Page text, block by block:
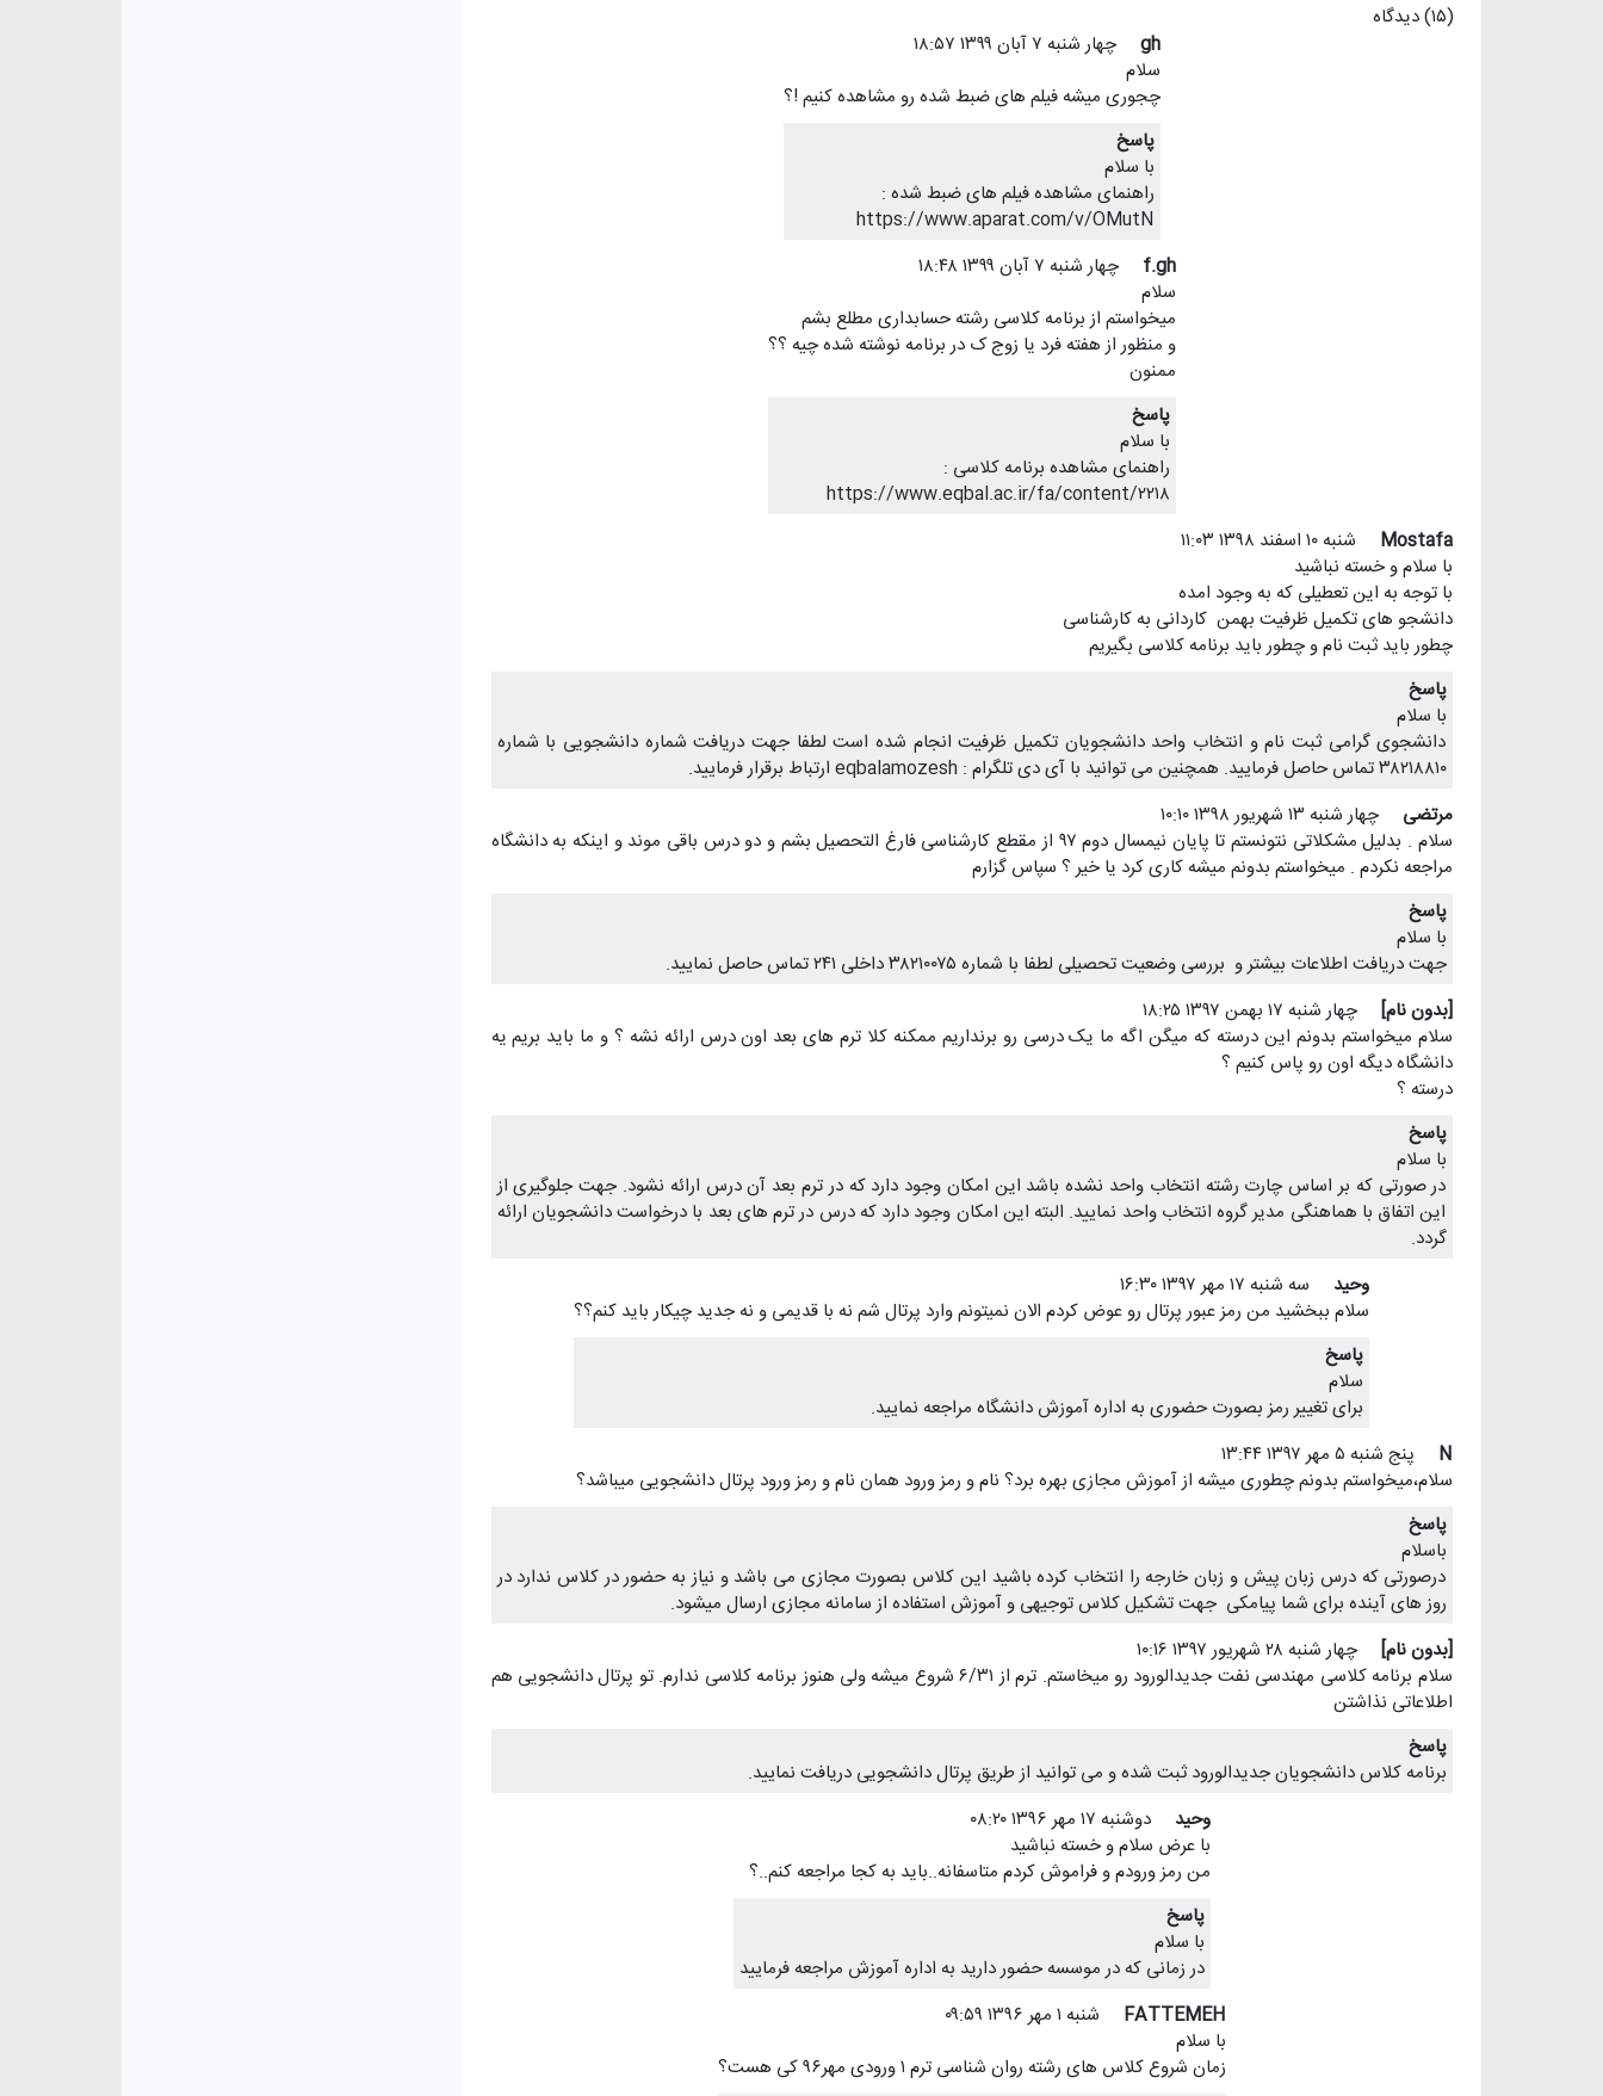
(۱۵) دیدگاه
gh
چهار شنبه ۷ آبان ۱۳۹۹ ۱۸:۵۷
سلام
چجوری میشه فیلم های ضبط شده رو مشاهده کنیم !؟
پاسخ
با سلام
راهنمای مشاهده فیلم های ضبط شده :
https://www.aparat.com/v/OMutN
f.gh
چهار شنبه ۷ آبان ۱۳۹۹ ۱۸:۴۸
سلام
میخواستم از برنامه کلاسی رشته حسابداری مطلع بشم
و منظور از هفته فرد یا زوج ک در برنامه نوشته شده چیه ؟؟
ممنون
پاسخ
با سلام
راهنمای مشاهده برنامه کلاسی :
https://www.eqbal.ac.ir/fa/content/۲۲۱۸
Mostafa
شنبه ۱۰ اسفند ۱۳۹۸ ۱۱:۰۳
با سلام‌ و خسته نباشید
با توجه به این تعطیلی که به وجود امده
دانشجو های تکمیل ظرفیت بهمن کاردانی به کارشناسی
چطور باید ثبت نام و چطور باید برنامه کلاسی بگیریم
پاسخ
با سلام
دانشجوی گرامی ثبت نام و انتخاب واحد دانشجویان تکمیل ظرفیت انجام شده است لطفا جهت دریافت شماره دانشجویی با شماره
۳۸۲۱۸۸۱۰ تماس حاصل فرمایید. همچنین می توانید با آی دی تلگرام : eqbalamozesh ارتباط برقرار فرمایید.
مرتضی
چهار شنبه ۱۳ شهريور ۱۳۹۸ ۱۰:۱۰
سلام . بدلیل مشکلاتی نتونستم تا پایان نیمسال دوم ۹۷ از مقطع کارشناسی فارغ التحصیل بشم و دو درس باقی موند و اینکه به دانشگاه
مراجعه نکردم . میخواستم بدونم میشه کاری کرد یا خیر ؟ سپاس گزارم
پاسخ
با سلام
جهت دریافت اطلاعات بیشتر و بررسی وضعیت تحصیلی لطفا با شماره ۳۸۲۱۰۰۷۵ داخلی ۲۴۱ تماس حاصل نمایید.
[بدون نام]
چهار شنبه ۱۷ بهمن ۱۳۹۷ ۱۸:۲۵
سلام میخواستم بدونم این درسته که میگن اگه ما یک درسی رو برنداریم ممکنه کلا ترم های بعد اون درس ارائه نشه ؟ و ما باید بریم یه
دانشگاه دیگه اون رو پاس کنیم ؟
درسته ؟
پاسخ
با سلام
در صورتی که بر اساس چارت رشته انتخاب واحد نشده باشد این امکان وجود دارد که در ترم بعد آن درس ارائه نشود. جهت جلوگیری از
این اتفاق با هماهنگی مدیر گروه انتخاب واحد نمایید. البته این امکان وجود دارد که درس در ترم های بعد با درخواست دانشجویان ارائه
گردد.
وحید
سه شنبه ۱۷ مهر ۱۳۹۷ ۱۶:۳۰
سلام ببخشید من رمز عبور پرتال رو عوض کردم الان نمیتونم وارد پرتال شم نه با قدیمی و نه جدید چیکار باید کنم؟؟
پاسخ
سلام
برای تغییر رمز بصورت حضوری به اداره آموزش دانشگاه مراجعه نمایید.
N
پنج شنبه ۵ مهر ۱۳۹۷ ۱۳:۴۴
سلام،میخواستم بدونم چطوری میشه از آموزش مجازی بهره برد؟ نام و رمز ورود همان نام و رمز ورود پرتال دانشجویی میباشد؟
پاسخ
باسلام
درصورتی که درس زبان پیش و زبان خارجه را انتخاب کرده باشید این کلاس بصورت مجازی می باشد و نیاز به حضور در کلاس ندارد در
روز های آینده برای شما پیامکی جهت تشکیل کلاس توجیهی و آموزش استفاده از سامانه مجازی ارسال میشود.
[بدون نام]
چهار شنبه ۲۸ شهريور ۱۳۹۷ ۱۰:۱۶
سلام برنامه کلاسی مهندسی نفت جدیدالورود رو میخاستم. ترم از ۶/۳۱ شروع میشه ولی هنوز برنامه کلاسی ندارم. تو پرتال دانشجویی هم
اطلاعاتی نذاشتن
پاسخ
برنامه کلاس دانشجویان جدیدالورود ثبت شده و می توانید از طریق پرتال دانشجویی دریافت نمایید.
وحید
دوشنبه ۱۷ مهر ۱۳۹۶ ۰۸:۲۰
با عرض سلام و خسته نباشید
من رمز ورودم و فراموش کردم متاسفانه..باید به کجا مراجعه کنم..؟
پاسخ
با سلام
در زمانی که در موسسه حضور دارید به اداره آموزش مراجعه فرمایید
FATTEMEH
شنبه ۱ مهر ۱۳۹۶ ۰۹:۵۹
با سلام
زمان شروع کلاس های رشته روان شناسی ترم ۱ ورودی مهر۹۶ کی هست؟